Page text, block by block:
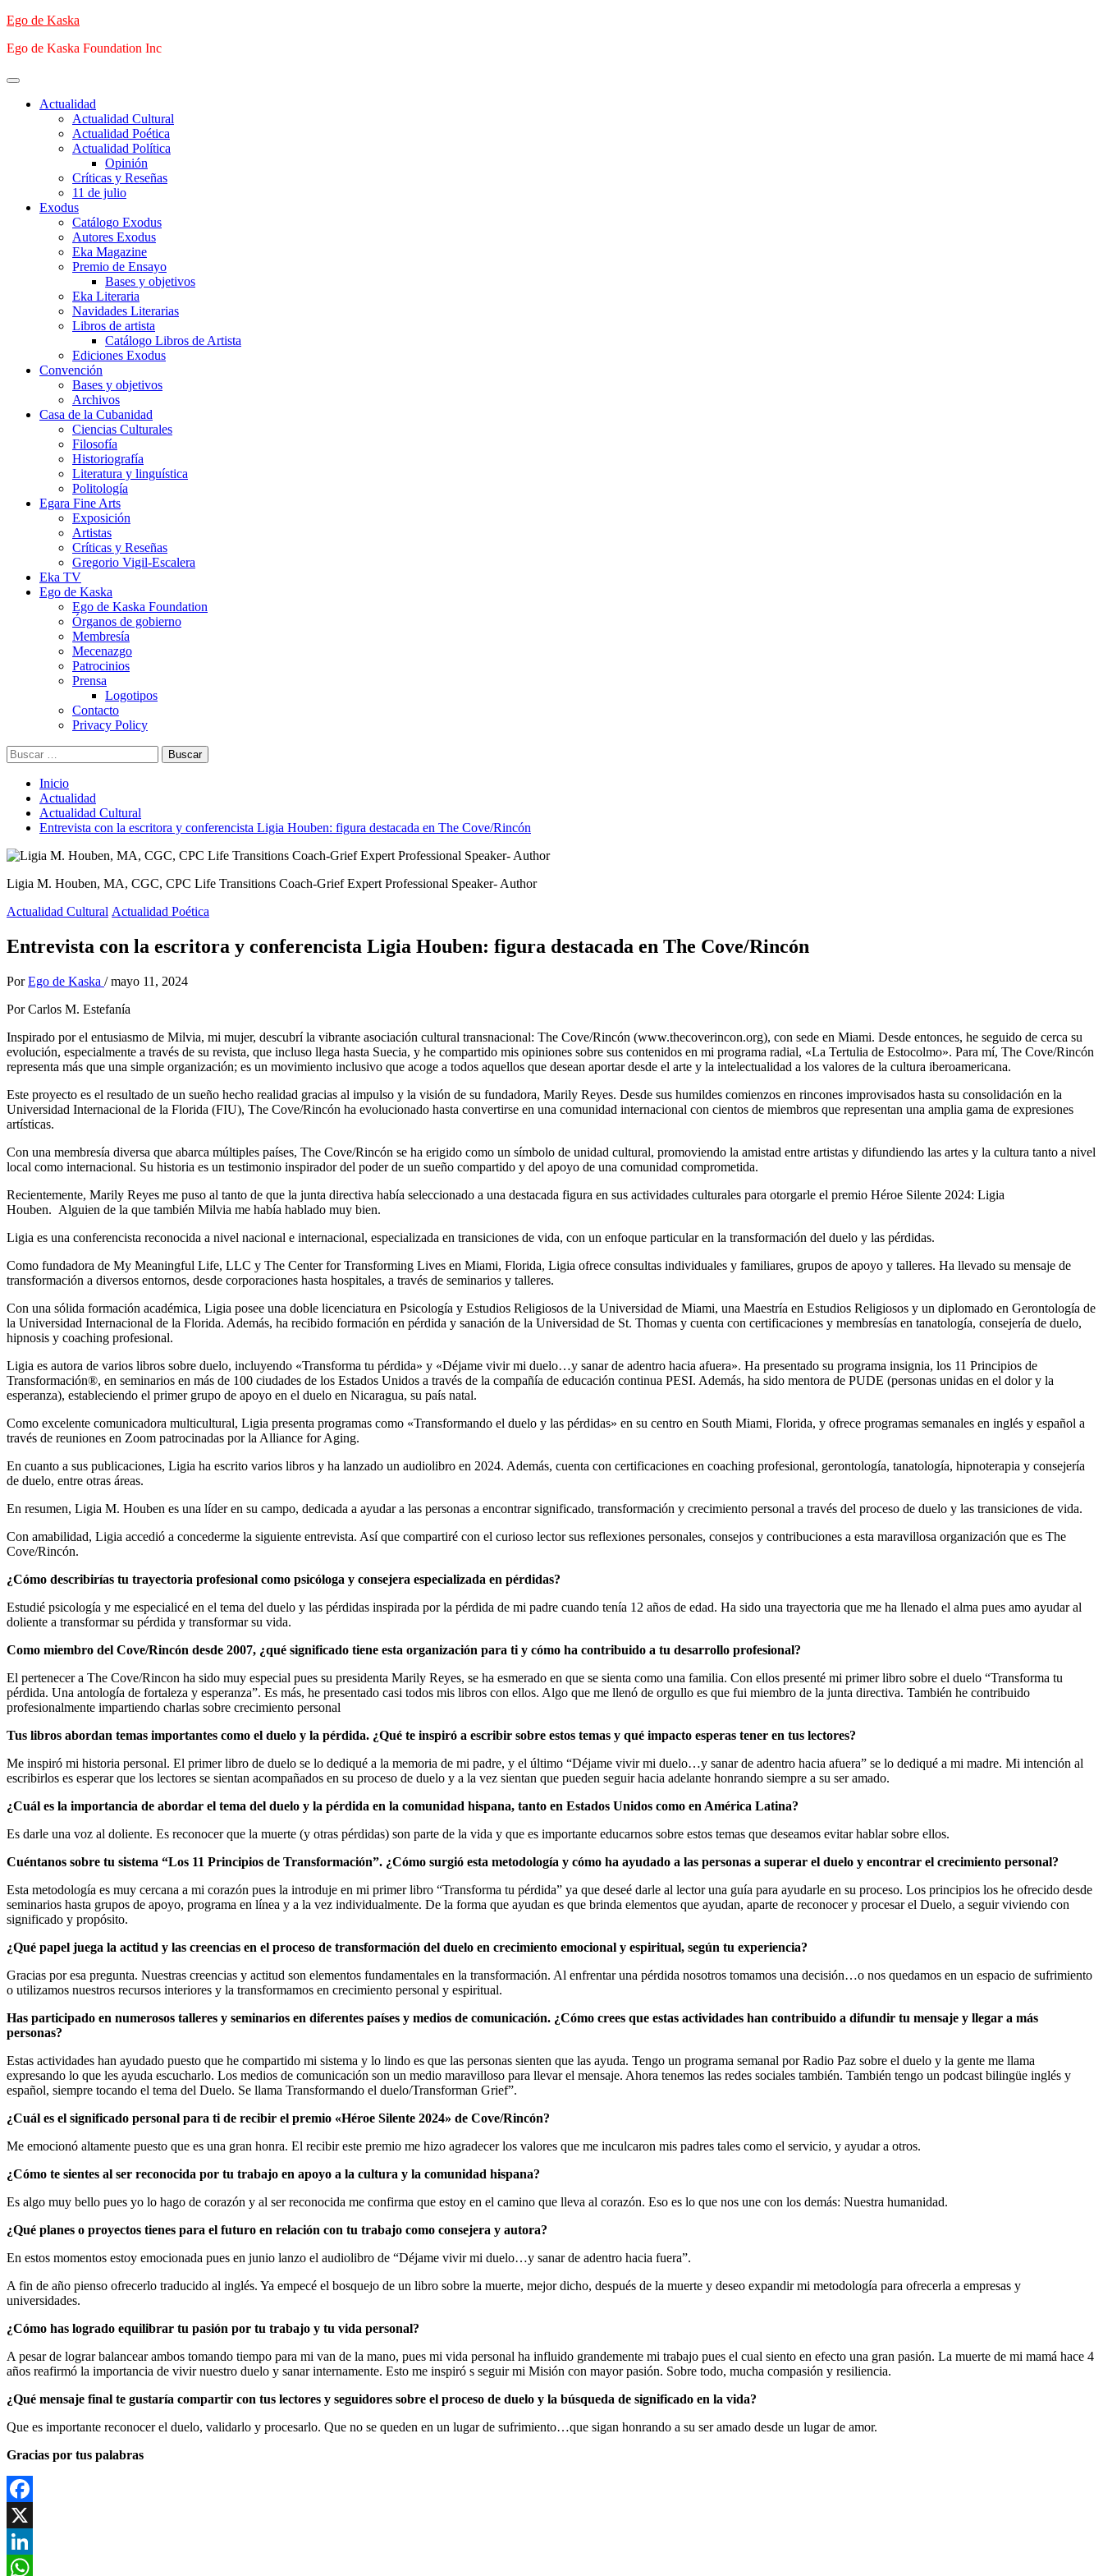
Saltar
contenido
Ego de Kaska
Ego de Kaska Foundation Inc
Menú
principalActualidad
Actualidad Cultural
Actualidad Poética
Actualidad Política
Opinión
Críticas y Reseñas
11 de julio
Exodus
Catálogo Exodus
Autores Exodus
Eka Magazine
Premio de Ensayo
Bases y objetivos
Eka Literaria
Navidades Literarias
Libros de artista
Catálogo Libros de Artista
Ediciones Exodus
Convención
Bases y objetivos
Archivos
Casa de la Cubanidad
Ciencias Culturales
Filosofía
Historiografía
Literatura y linguística
Politología
Egara Fine Arts
Exposición
Artistas
Críticas y Reseñas
Gregorio Vigil-Escalera
Eka TV
Ego de Kaska
Ego de Kaska Foundation
Órganos de gobierno
Membresía
Mecenazgo
Patrocinios
Prensa
Logotipos
Contacto
Privacy Policy
Buscar:
Inicio
Actualidad
Actualidad Cultural
Entrevista con la escritora y conferencista Ligia Houben: figura destacada en The Cove/Rincón
Ligia M. Houben, MA, CGC, CPC Life Transitions Coach-Grief Expert Professional Speaker- Author
Actualidad Cultural Actualidad Poética
Entrevista con la escritora y conferencista Ligia Houben: figura destacada en The Cove/Rincón
Por Ego de Kaska / mayo 11, 2024
Por Carlos M. Estefanía
Inspirado por el entusiasmo de Milvia, mi mujer, descubrí la vibrante asociación cultural transnacional: The Cove/Rincón (www.thecoverincon.org), con sede en Miami. Desde entonces, he seguido de cerca su
evolución, especialmente a través de su revista, que incluso llega hasta Suecia, y he compartido mis opiniones sobre sus contenidos en mi programa radial, «La Tertulia de Estocolmo». Para mí, The Cove/Rincón
representa más que una simple organización; es un movimiento inclusivo que acoge a todos aquellos que desean aportar desde el arte y la intelectualidad a los valores de la cultura iberoamericana.
Este proyecto es el resultado de un sueño hecho realidad gracias al impulso y la visión de su fundadora, Marily Reyes. Desde sus humildes comienzos en rincones improvisados hasta su consolidación en la
Universidad Internacional de la Florida (FIU), The Cove/Rincón ha evolucionado hasta convertirse en una comunidad internacional con cientos de miembros que representan una amplia gama de expresiones
artísticas.
Con una membresía diversa que abarca múltiples países, The Cove/Rincón se ha erigido como un símbolo de unidad cultural, promoviendo la amistad entre artistas y difundiendo las artes y la cultura tanto a nivel
local como internacional. Su historia es un testimonio inspirador del poder de un sueño compartido y del apoyo de una comunidad comprometida.
Recientemente, Marily Reyes me puso al tanto de que la junta directiva había seleccionado a una destacada figura en sus actividades culturales para otorgarle el premio Héroe Silente 2024: Ligia
Houben. Alguien de la que también Milvia me había hablado muy bien.
Ligia es una conferencista reconocida a nivel nacional e internacional, especializada en transiciones de vida, con un enfoque particular en la transformación del duelo y las pérdidas.
Como fundadora de My Meaningful Life, LLC y The Center for Transforming Lives en Miami, Florida, Ligia ofrece consultas individuales y familiares, grupos de apoyo y talleres. Ha llevado su mensaje de
transformación a diversos entornos, desde corporaciones hasta hospitales, a través de seminarios y talleres.
Con una sólida formación académica, Ligia posee una doble licenciatura en Psicología y Estudios Religiosos de la Universidad de Miami, una Maestría en Estudios Religiosos y un diplomado en Gerontología de
la Universidad Internacional de la Florida. Además, ha recibido formación en pérdida y sanación de la Universidad de St. Thomas y cuenta con certificaciones y membresías en tanatología, consejería de duelo,
hipnosis y coaching profesional.
Ligia es autora de varios libros sobre duelo, incluyendo «Transforma tu pérdida» y «Déjame vivir mi duelo…y sanar de adentro hacia afuera». Ha presentado su programa insignia, los 11 Principios de
Transformación®, en seminarios en más de 100 ciudades de los Estados Unidos a través de la compañía de educación continua PESI. Además, ha sido mentora de PUDE (personas unidas en el dolor y la
esperanza), estableciendo el primer grupo de apoyo en el duelo en Nicaragua, su país natal.
Como excelente comunicadora multicultural, Ligia presenta programas como «Transformando el duelo y las pérdidas» en su centro en South Miami, Florida, y ofrece programas semanales en inglés y español a
través de reuniones en Zoom patrocinadas por la Alliance for Aging.
En cuanto a sus publicaciones, Ligia ha escrito varios libros y ha lanzado un audiolibro en 2024. Además, cuenta con certificaciones en coaching profesional, gerontología, tanatología, hipnoterapia y consejería
de duelo, entre otras áreas.
En resumen, Ligia M. Houben es una líder en su campo, dedicada a ayudar a las personas a encontrar significado, transformación y crecimiento personal a través del proceso de duelo y las transiciones de vida.
Con amabilidad, Ligia accedió a concederme la siguiente entrevista. Así que compartiré con el curioso lector sus reflexiones personales, consejos y contribuciones a esta maravillosa organización que es The
Cove/Rincón.
¿Cómo describirías tu trayectoria profesional como psicóloga y consejera especializada en pérdidas?
Estudié psicología y me especialicé en el tema del duelo y las pérdidas inspirada por la pérdida de mi padre cuando tenía 12 años de edad. Ha sido una trayectoria que me ha llenado el alma pues amo ayudar al
doliente a transformar su pérdida y transformar su vida.
Como miembro del Cove/Rincón desde 2007, ¿qué significado tiene esta organización para ti y cómo ha contribuido a tu desarrollo profesional?
El pertenecer a The Cove/Rincon ha sido muy especial pues su presidenta Marily Reyes, se ha esmerado en que se sienta como una familia. Con ellos presenté mi primer libro sobre el duelo “Transforma tu
pérdida. Una antología de fortaleza y esperanza”. Es más, he presentado casi todos mis libros con ellos. Algo que me llenó de orgullo es que fui miembro de la junta directiva. También he contribuido
profesionalmente impartiendo charlas sobre crecimiento personal
Tus libros abordan temas importantes como el duelo y la pérdida. ¿Qué te inspiró a escribir sobre estos temas y qué impacto esperas tener en tus lectores?
Me inspiró mi historia personal. El primer libro de duelo se lo dediqué a la memoria de mi padre, y el último “Déjame vivir mi duelo…y sanar de adentro hacia afuera” se lo dediqué a mi madre. Mi intención al
escribirlos es esperar que los lectores se sientan acompañados en su proceso de duelo y a la vez sientan que pueden seguir hacia adelante honrando siempre a su ser amado.
¿Cuál es la importancia de abordar el tema del duelo y la pérdida en la comunidad hispana, tanto en Estados Unidos como en América Latina?
Es darle una voz al doliente. Es reconocer que la muerte (y otras pérdidas) son parte de la vida y que es importante educarnos sobre estos temas que deseamos evitar hablar sobre ellos.
Cuéntanos sobre tu sistema “Los 11 Principios de Transformación”. ¿Cómo surgió esta metodología y cómo ha ayudado a las personas a superar el duelo y encontrar el crecimiento personal?
Esta metodología es muy cercana a mi corazón pues la introduje en mi primer libro “Transforma tu pérdida” ya que deseé darle al lector una guía para ayudarle en su proceso. Los principios los he ofrecido desde
seminarios hasta grupos de apoyo, programa en línea y a la vez individualmente. De la forma que ayudan es que brinda elementos que ayudan, aparte de reconocer y procesar el Duelo, a seguir viviendo con
significado y propósito.
¿Qué papel juega la actitud y las creencias en el proceso de transformación del duelo en crecimiento emocional y espiritual, según tu experiencia?
Gracias por esa pregunta. Nuestras creencias y actitud son elementos fundamentales en la transformación. Al enfrentar una pérdida nosotros tomamos una decisión…o nos quedamos en un espacio de sufrimiento
o utilizamos nuestros recursos interiores y la transformamos en crecimiento personal y espiritual.
Has participado en numerosos talleres y seminarios en diferentes países y medios de comunicación. ¿Cómo crees que estas actividades han contribuido a difundir tu mensaje y llegar a más
personas?
Estas actividades han ayudado puesto que he compartido mi sistema y lo lindo es que las personas sienten que las ayuda. Tengo un programa semanal por Radio Paz sobre el duelo y la gente me llama
expresando lo que les ayuda escucharlo. Los medios de comunicación son un medio maravilloso para llevar el mensaje. Ahora tenemos las redes sociales también. También tengo un podcast bilingüe inglés y
español, siempre tocando el tema del Duelo. Se llama Transformando el duelo/Transforman Grief”.
¿Cuál es el significado personal para ti de recibir el premio «Héroe Silente 2024» de Cove/Rincón?
Me emocionó altamente puesto que es una gran honra. El recibir este premio me hizo agradecer los valores que me inculcaron mis padres tales como el servicio, y ayudar a otros.
¿Cómo te sientes al ser reconocida por tu trabajo en apoyo a la cultura y la comunidad hispana?
Es algo muy bello pues yo lo hago de corazón y al ser reconocida me confirma que estoy en el camino que lleva al corazón. Eso es lo que nos une con los demás: Nuestra humanidad.
¿Qué planes o proyectos tienes para el futuro en relación con tu trabajo como consejera y autora?
En estos momentos estoy emocionada pues en junio lanzo el audiolibro de “Déjame vivir mi duelo…y sanar de adentro hacia fuera”.
A fin de año pienso ofrecerlo traducido al inglés. Ya empecé el bosquejo de un libro sobre la muerte, mejor dicho, después de la muerte y deseo expandir mi metodología para ofrecerla a empresas y
universidades.
¿Cómo has logrado equilibrar tu pasión por tu trabajo y tu vida personal?
A pesar de lograr balancear ambos tomando tiempo para mi van de la mano, pues mi vida personal ha influido grandemente mi trabajo pues el cual siento en efecto una gran pasión. La muerte de mi mamá hace 4
años reafirmó la importancia de vivir nuestro duelo y sanar internamente. Esto me inspiró s seguir mi Misión con mayor pasión. Sobre todo, mucha compasión y resiliencia.
¿Qué mensaje final te gustaría compartir con tus lectores y seguidores sobre el proceso de duelo y la búsqueda de significado en la vida?
Que es importante reconocer el duelo, validarlo y procesarlo. Que no se queden en un lugar de sufrimiento…que sigan honrando a su ser amado desde un lugar de amor.
Gracias por tus palabras
Facebook
X
LinkedIn